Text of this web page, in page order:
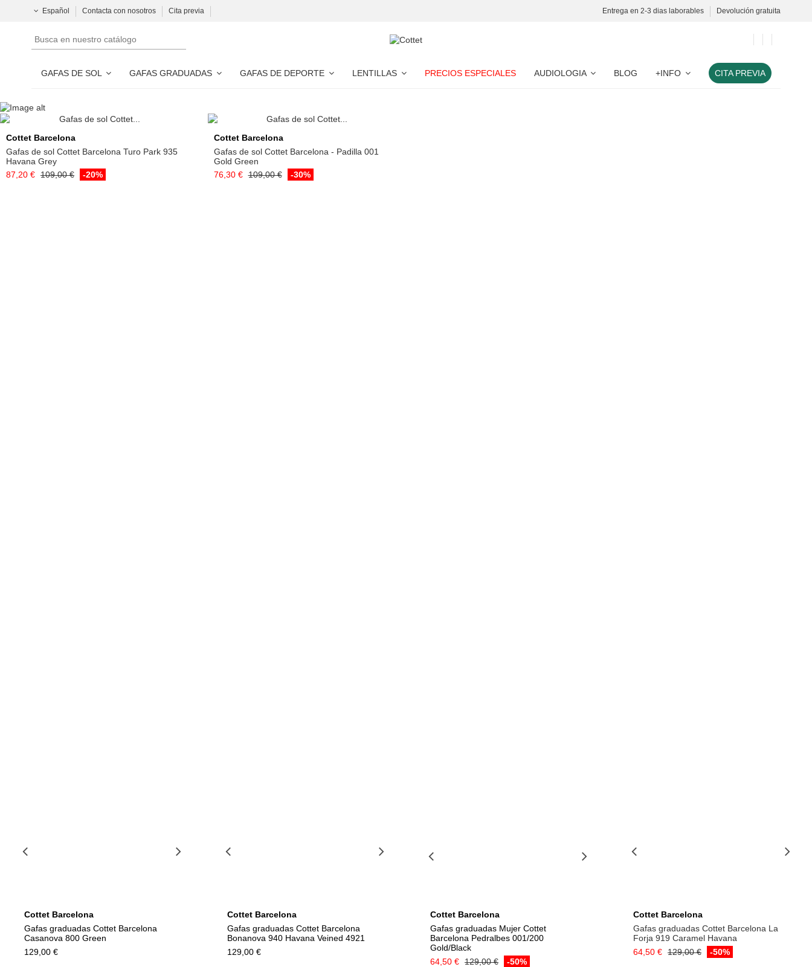
Español Contacta con nosotros Cita previa Entrega en 2-3 dias laborables Devolución gratuita
GAFAS DE SOL GAFAS GRADUADAS GAFAS DE DEPORTE LENTILLAS PRECIOS ESPECIALES AUDIOLOGIA BLOG +INFO CITA PREVIA
Añadir a la cesta
Cottet Barcelona
Gafas de sol Cottet Barcelona Turo Park 935
Havana Grey
87,20 € 109,00 € -20%
Añadir a la cesta
Cottet Barcelona
Gafas de sol Cottet Barcelona - Padilla 001
Gold Green
76,30 € 109,00 € -30%
Cottet Barcelona
Gafas graduadas Cottet Barcelona
Casanova 800 Green
129,00 €
Cottet Barcelona
Gafas graduadas Cottet Barcelona
Bonanova 940 Havana Veined 4921
129,00 €
Cottet Barcelona
Gafas graduadas Mujer Cottet
Barcelona Pedralbes 001/200
Gold/Black
64,50 € 129,00 € -50%
Cottet Barcelona
Gafas graduadas Cottet Barcelona La
Forja 919 Caramel Havana
64,50 € 129,00 € -50%